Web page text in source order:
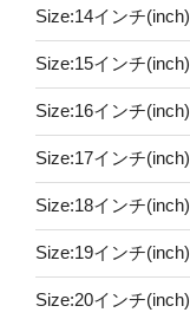
Size:14インチ(inch)
Size:15インチ(inch)
Size:16インチ(inch)
Size:17インチ(inch)
Size:18インチ(inch)
Size:19インチ(inch)
Size:20インチ(inch)